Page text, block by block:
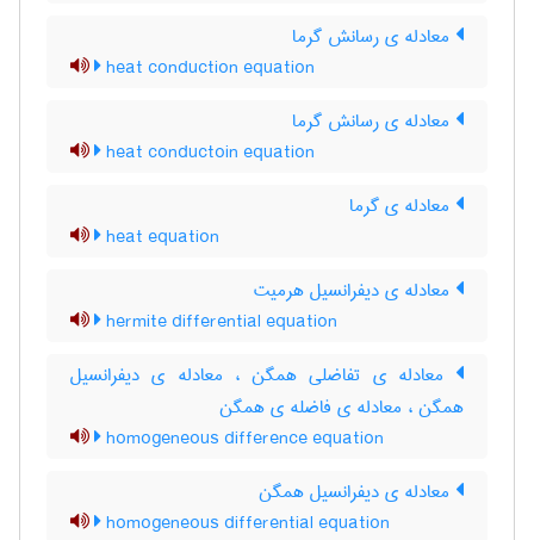
معادله ی رسانش گرما
heat conduction equation
معادله ی رسانش گرما
heat conductoin equation
معادله ی گرما
heat equation
معادله ی دیفرانسیل هرمیت
hermite differential equation
معادله ی تفاضلی همگن ، معادله ی دیفرانسیل
همگن ، معادله ی فاضله ی همگن
homogeneous difference equation
معادله ی دیفرانسیل همگن
homogeneous differential equation